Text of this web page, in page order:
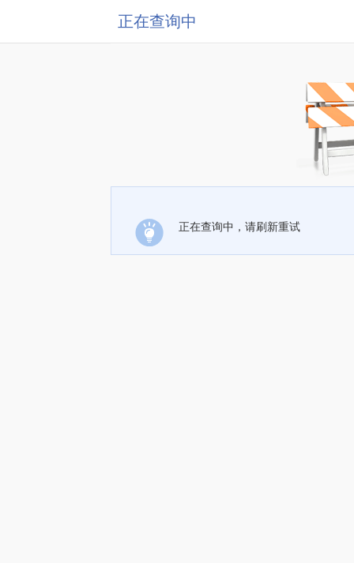
正在查询中
正在查询中，请刷新重试